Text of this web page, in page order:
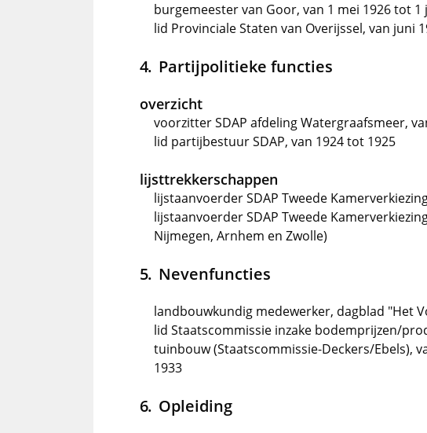
burgemeester van Goor, van 1 mei 1926 tot 1
lid Provinciale Staten van Overijssel, van juni
Partijpolitieke functies
overzicht
voorzitter SDAP afdeling Watergraafsmeer,
lid partijbestuur SDAP, van 1924 tot 1925
lijsttrekkerschappen
lijstaanvoerder SDAP Tweede
lijstaanvoerder SDAP Tweede
Nijmegen, Arnhem en Zwolle)
Nevenfuncties
landbouwkundig medewerker, dagblad "Het
lid Staatscommissie inzake bodemprijzen/
tuinbouw (Staatscommissie-Deckers/Ebels),
1933
Opleiding